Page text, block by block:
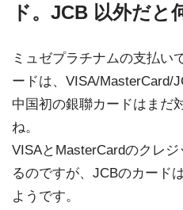
ド。JCB 以外だと
ミュゼプラチナムの支払い
ードは、VISA/MasterCard/
中国初の銀聯カードはまだ
ね。
VISAとMasterCardのクレ
るのですが、JCBのカード
ようです。